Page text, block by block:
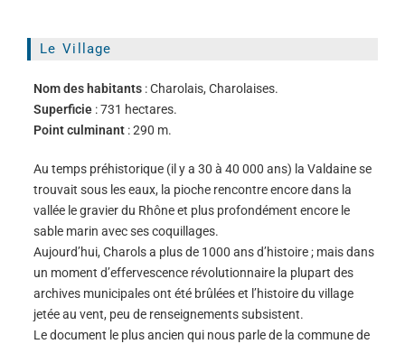
Le Village
Nom des habitants : Charolais, Charolaises.
Superficie : 731 hectares.
Point culminant : 290 m.
Au temps préhistorique (il y a 30 à 40 000 ans) la Valdaine se
trouvait sous les eaux, la pioche rencontre encore dans la
vallée le gravier du Rhône et plus profondément encore le
sable marin avec ses coquillages.
Aujourd’hui, Charols a plus de 1000 ans d’histoire ; mais dans
un moment d’effervescence révolutionnaire la plupart des
archives municipales ont été brûlées et l’histoire du village
jetée au vent, peu de renseignements subsistent.
Le document le plus ancien qui nous parle de la commune de